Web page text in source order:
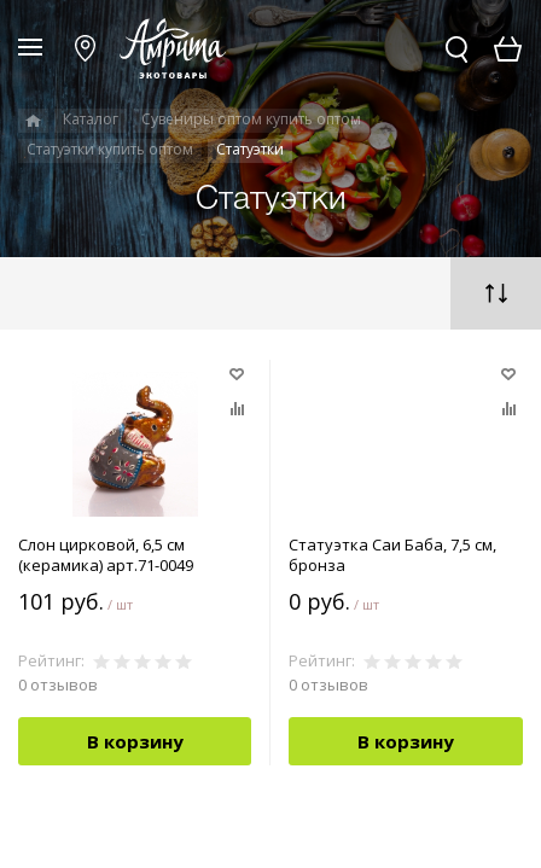
Каталог
Сувениры оптом купить оптом
Статуэтки купить оптом
Статуэтки
Статуэтки
Слон цирковой, 6,5 см
(керамика) арт.71-0049
101 руб. / шт
Рейтинг:
0 отзывов
В корзину
Статуэтка Саи Баба, 7,5 см,
бронза
0 руб. / шт
Рейтинг:
0 отзывов
В корзину